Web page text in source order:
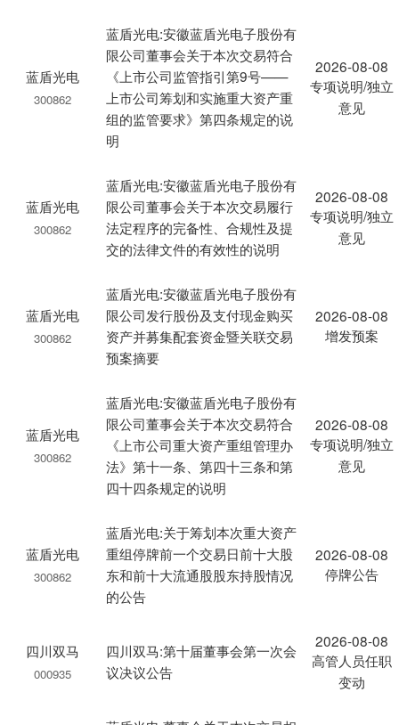
蓝盾光电
300862
蓝盾光电:安徽蓝盾光电子股份有
限公司董事会关于本次交易符合
《上市公司监管指引第9号——
上市公司筹划和实施重大资产重
组的监管要求》第四条规定的说
明
2026-08-08
专项说明/独立
意见
蓝盾光电
300862
蓝盾光电:安徽蓝盾光电子股份有
限公司董事会关于本次交易履行
法定程序的完备性、合规性及提
交的法律文件的有效性的说明
2026-08-08
专项说明/独立
意见
蓝盾光电
300862
蓝盾光电:安徽蓝盾光电子股份有
限公司发行股份及支付现金购买
资产并募集配套资金暨关联交易
预案摘要
2026-08-08
增发预案
蓝盾光电
300862
蓝盾光电:安徽蓝盾光电子股份有
限公司董事会关于本次交易符合
《上市公司重大资产重组管理办
法》第十一条、第四十三条和第
四十四条规定的说明
2026-08-08
专项说明/独立
意见
蓝盾光电
300862
蓝盾光电:关于筹划本次重大资产
重组停牌前一个交易日前十大股
东和前十大流通股股东持股情况
的公告
2026-08-08
停牌公告
四川双马
000935
四川双马:第十届董事会第一次会
议决议公告
2026-08-08
高管人员任职
变动